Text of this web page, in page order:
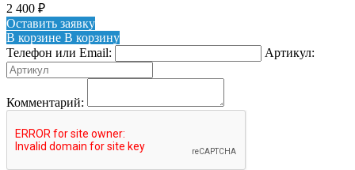
2 400 ₽
Оставить заявку
В корзине В корзину
Телефон или Email:
Артикул:
Комментарий: